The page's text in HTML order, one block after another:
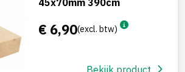
45x70mm 390cm
€ 6,90(excl. btw)
Bekijk product